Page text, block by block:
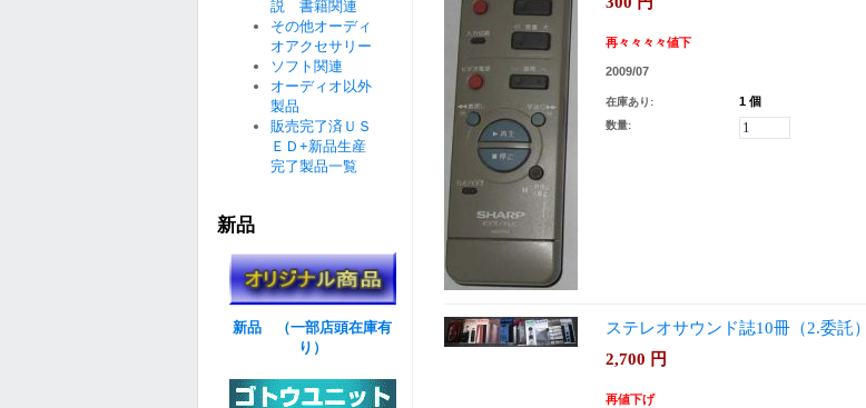
再々 々 々々値下
2009/07
在庫あり: 1 個
数量:
ステレオサウンド誌10冊（2.委託）
2,700 円
再値下げ
説 書籍関連
その他オーディ
オアクセサリー
ソフト関連
オーディオ以外
製品
販売完了済ＵＳ
ＥＤ+新品生産
完了製品一覧
新品
新品 （一部店頭在庫有
り）